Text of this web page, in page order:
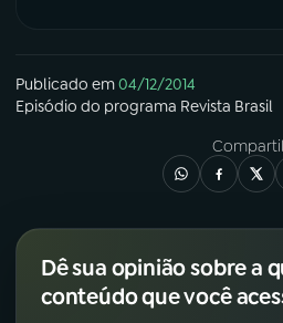
Publicado em04/12/2014
Episódio do programa Revista Brasil
Dê sua opinião sobre a
conteúdo que você